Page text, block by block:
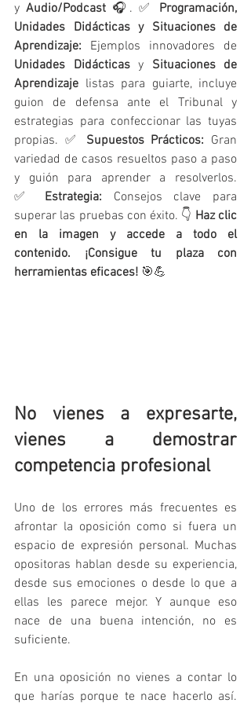
y Audio/Podcast 🎧. ✅ Programación,
Unidades Didácticas y Situaciones de
Aprendizaje:
Unidades Didácticas y Situaciones de
Aprendizaje listas para guiarte, incluye
guion de defensa ante el Tribunal y
estrategias para confeccionar las tuyas
propias. ✅ Supuestos Prácticos: Gran
variedad de casos resueltos paso a paso
y guión para aprender a resolverlos.
✅ Estrategia: Consejos clave para
superar las pruebas con éxito. 👇 Haz clic
en la imagen y accede a todo el
contenido. ¡Consigue tu plaza con
herramientas eficaces! 🎯💪
No vienes a expresarte,
vienes a demostrar
competencia profesional
Uno de los errores más frecuentes es
afrontar la oposición como si fuera un
espacio de expresión personal. Muchas
opositoras hablan desde su experiencia,
desde sus emociones o desde lo que a
ellas les parece mejor. Y aunque eso
nace de una buena intención, no es
suficiente.
En una oposición no vienes a contar lo
que harías porque te nace hacerlo así.